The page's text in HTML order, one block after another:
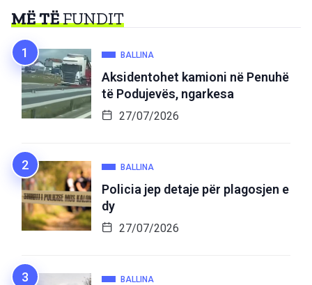
MË TËFUNDIT
BALLINA
Aksidentohet kamioni në Penuhë
të Podujevës, ngarkesa
27/07/2026
BALLINA
Policia jep detaje për plagosjen e
dy
27/07/2026
BALLINA